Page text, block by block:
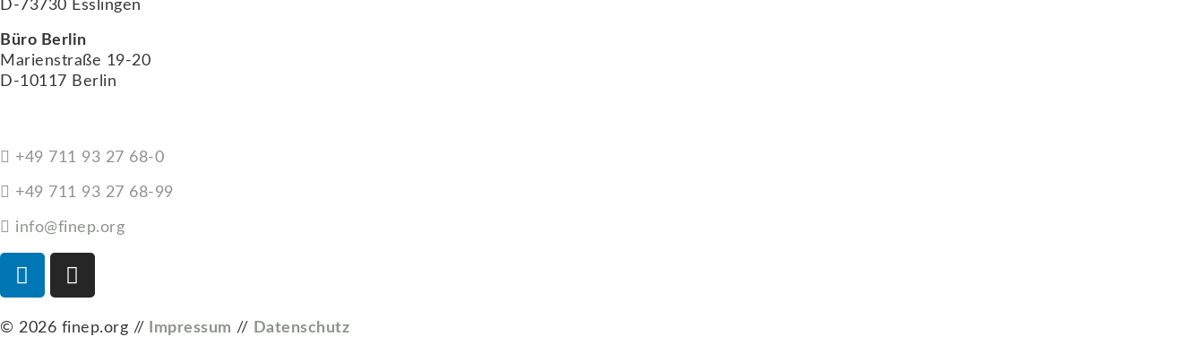
D-73730 Esslingen
Büro Berlin
Marienstraße 19-20
D-10117 Berlin
+49 711 93 27 68-0
+49 711 93 27 68-99
info@finep.org
© 2026 finep.org // Impressum // Datenschutz